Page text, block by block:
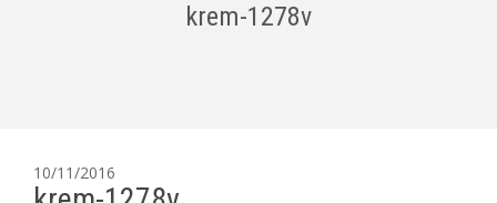
krem-1278v
10/11/2016